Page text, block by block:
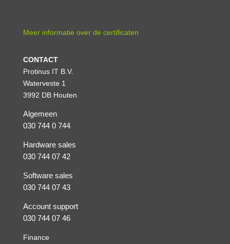
Meer informatie over de certificaten
CONTACT
Protinus IT B.V.
Waterveste 1
3992 DB Houten
Algemeen
030 744 0 744
Hardware sales
030 744 07 42
Software sales
030 744 07 43
Account support
030 744 07 46
Finance